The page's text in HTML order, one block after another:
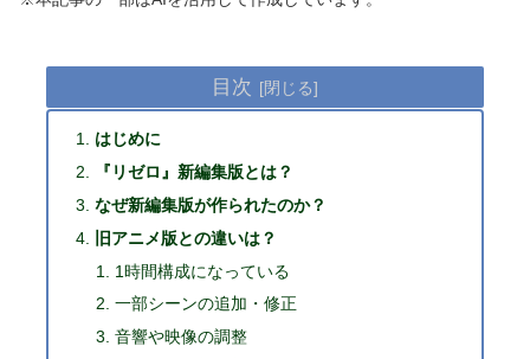
目次
はじめに
『リゼロ』新編集版とは？
なぜ新編集版が作られたのか？
旧アニメ版との違いは？
1時間構成になっている
一部シーンの追加・修正
音響や映像の調整